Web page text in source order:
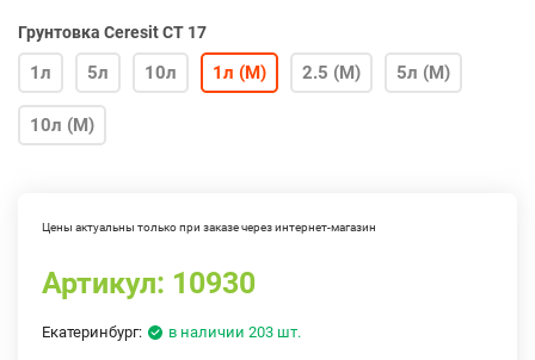
Грунтовка Ceresit СТ 17
1л 5л 10л 1л (М) 2.5 (М) 5л (М)
10л (М)
Цены актуальны только при заказе через интернет-магазин
Артикул: 10930
Екатеринбург: в наличии 203 шт.